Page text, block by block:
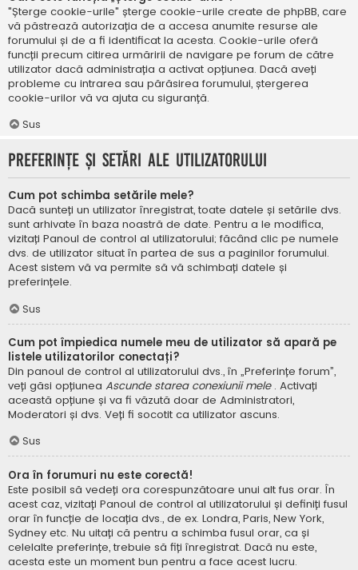
"Șterge cookie-urile" șterge cookie-urile create de phpBB, care
vă păstrează autorizația de a accesa anumite resurse ale
forumului și de a fi identificat la acesta. Cookie-urile oferă
funcții precum citirea urmăririi de navigare pe forum de către
utilizator dacă administrația a activat opțiunea. Dacă aveți
probleme cu intrarea sau părăsirea forumului, ștergerea
cookie-urilor vă va ajuta cu siguranță.
Sus
Preferințe și setări ale utilizatorului
Cum pot schimba setările mele?
Dacă sunteți un utilizator înregistrat, toate datele și setările dvs.
sunt arhivate în baza noastră de date. Pentru a le modifica,
vizitați Panoul de control al utilizatorului; făcând clic pe numele
dvs. de utilizator situat în partea de sus a paginilor forumului.
Acest sistem vă va permite să vă schimbați datele și
preferințele.
Sus
Cum pot împiedica numele meu de utilizator să apară pe
listele utilizatorilor conectați?
Din panoul de control al utilizatorului dvs., în „Preferințe forum”,
veți găsi opțiunea Ascunde starea conexiunii mele . Activați
această opțiune și va fi văzută doar de Administratori,
Moderatori și dvs. Veți fi socotit ca utilizator ascuns.
Sus
Ora în forumuri nu este corectă!
Este posibil să vedeți ora corespunzătoare unui alt fus orar. În
acest caz, vizitați Panoul de control al utilizatorului și definiți fusul
orar în funcție de locația dvs., de ex. Londra, Paris, New York,
Sydney etc. Nu uitați că pentru a schimba fusul orar, ca și
celelalte preferințe, trebuie să fiți înregistrat. Dacă nu este,
acesta este un moment bun pentru a face acest lucru.